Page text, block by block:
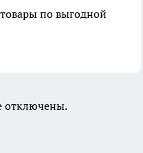
товары по выгодной
отключены.